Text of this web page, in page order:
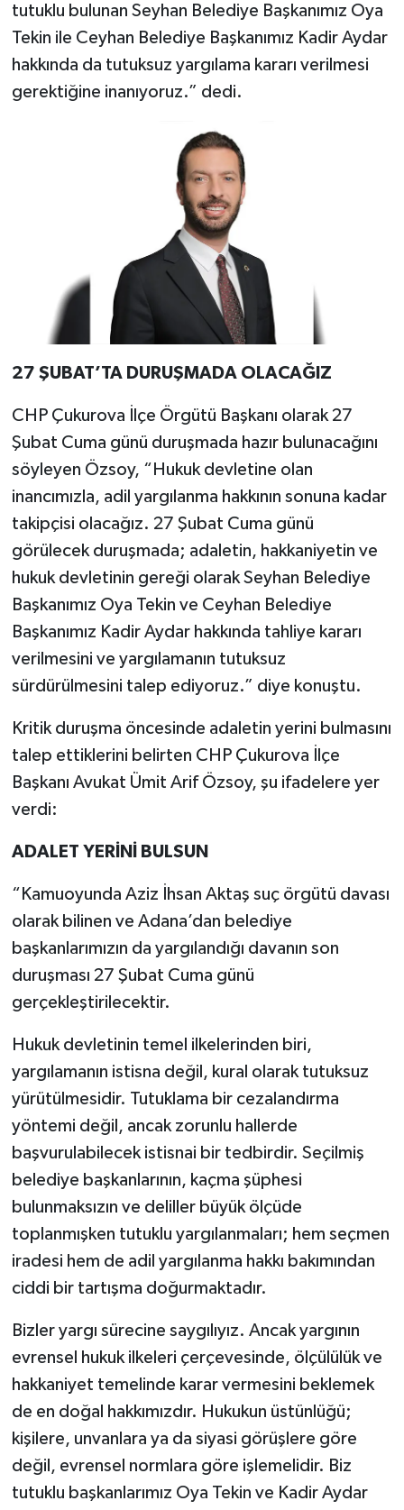
tutuklu bulunan Seyhan Belediye Başkanımız Oya
Tekin ile Ceyhan Belediye Başkanımız Kadir Aydar
hakkında da tutuksuz yargılama kararı verilmesi
gerektiğine inanıyoruz.” dedi.
27 ŞUBAT’TA DURUŞMADA OLACAĞIZ
CHP Çukurova İlçe Örgütü Başkanı olarak 27
Şubat Cuma günü duruşmada hazır bulunacağını
söyleyen Özsoy, “Hukuk devletine olan
inancımızla, adil yargılanma hakkının sonuna kadar
takipçisi olacağız. 27 Şubat Cuma günü
görülecek duruşmada; adaletin, hakkaniyetin ve
hukuk devletinin gereği olarak Seyhan Belediye
Başkanımız Oya Tekin ve Ceyhan Belediye
Başkanımız Kadir Aydar hakkında tahliye kararı
verilmesini ve yargılamanın tutuksuz
sürdürülmesini talep ediyoruz.” diye konuştu.
Kritik duruşma öncesinde adaletin yerini bulmasını
talep ettiklerini belirten CHP Çukurova İlçe
Başkanı Avukat Ümit Arif Özsoy, şu ifadelere yer
verdi:
ADALET YERİNİ BULSUN
“Kamuoyunda Aziz İhsan Aktaş suç örgütü davası
olarak bilinen ve Adana’dan belediye
başkanlarımızın da yargılandığı davanın son
duruşması 27 Şubat Cuma günü
gerçekleştirilecektir.
Hukuk devletinin temel ilkelerinden biri,
yargılamanın istisna değil, kural olarak tutuksuz
yürütülmesidir. Tutuklama bir cezalandırma
yöntemi değil, ancak zorunlu hallerde
başvurulabilecek istisnai bir tedbirdir. Seçilmiş
belediye başkanlarının, kaçma şüphesi
bulunmaksızın ve deliller büyük ölçüde
toplanmışken tutuklu yargılanmaları; hem seçmen
iradesi hem de adil yargılanma hakkı bakımından
ciddi bir tartışma doğurmaktadır.
Bizler yargı sürecine saygılıyız. Ancak yargının
evrensel hukuk ilkeleri çerçevesinde, ölçülülük ve
hakkaniyet temelinde karar vermesini beklemek
de en doğal hakkımızdır. Hukukun üstünlüğü;
kişilere, unvanlara ya da siyasi görüşlere göre
değil, evrensel normlara göre işlemelidir. Biz
tutuklu başkanlarımız Oya Tekin ve Kadir Aydar